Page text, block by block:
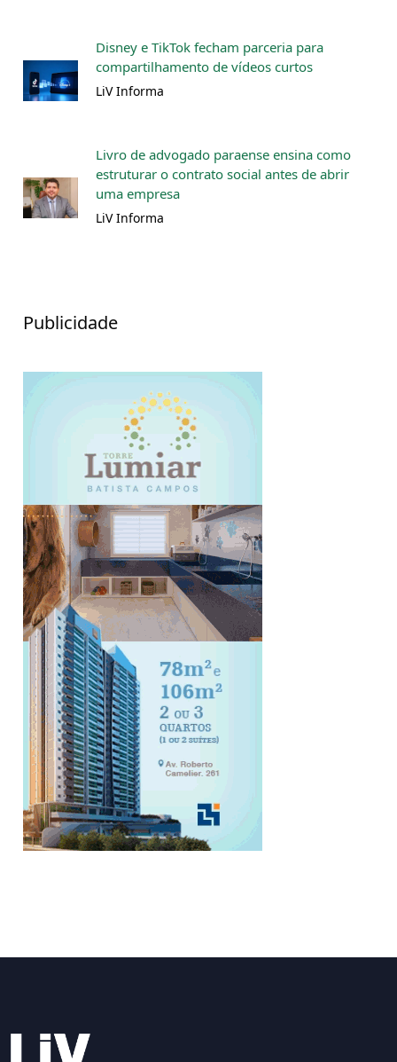
Disney e TikTok fecham parceria para
compartilhamento de vídeos curtos
LiV Informa
Livro de advogado paraense ensina como
estruturar o contrato social antes de abrir
uma empresa
LiV Informa
Publicidade